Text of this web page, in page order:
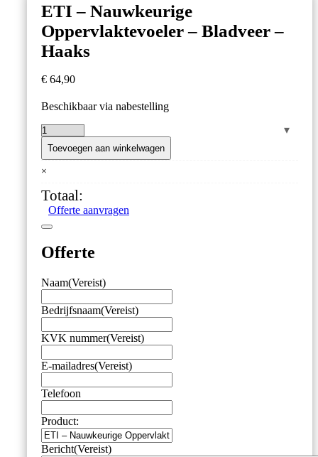
ETI – Nauwkeurige
Oppervlaktevoeler – Bladveer –
Haaks
€ 64,90
Beschikbaar via nabestelling
ETI
Nauwkeurige
Oppervlaktevoeler
Bladveer
Haaks
Toevoegen aan winkelwagen
×
Totaal:
Offerte aanvragen
Offerte
Naam(Vereist)
Bedrijfsnaam(Vereist)
KVK nummer(Vereist)
E-mailadres(Vereist)
Telefoon
Product:
Bericht(Vereist)